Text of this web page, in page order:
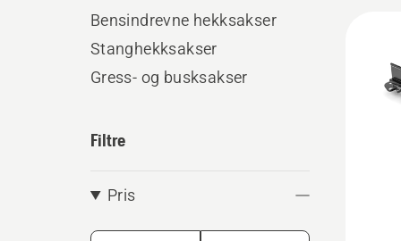
Bensindrevne hekksakser
Stanghekksakser
Gress- og busksakser
Filtre
Pris